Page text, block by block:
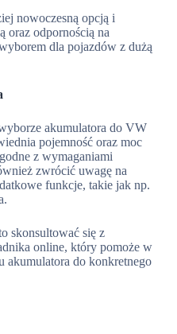
nowoczesną opcją i
oraz odpornością na
dla pojazdów z dużą
akumulatora do VW
pojemność oraz moc
z wymaganiami
zwrócić uwagę na
funkcje, takie jak np.
skonsultować się z
online, który pomoże w
akumulatora do konkretnego